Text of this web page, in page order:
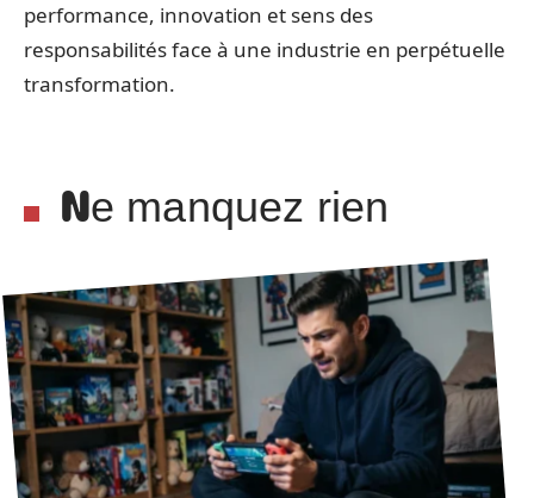
performance, innovation et sens des
responsabilités face à une industrie en perpétuelle
transformation.
Ne manquez rien